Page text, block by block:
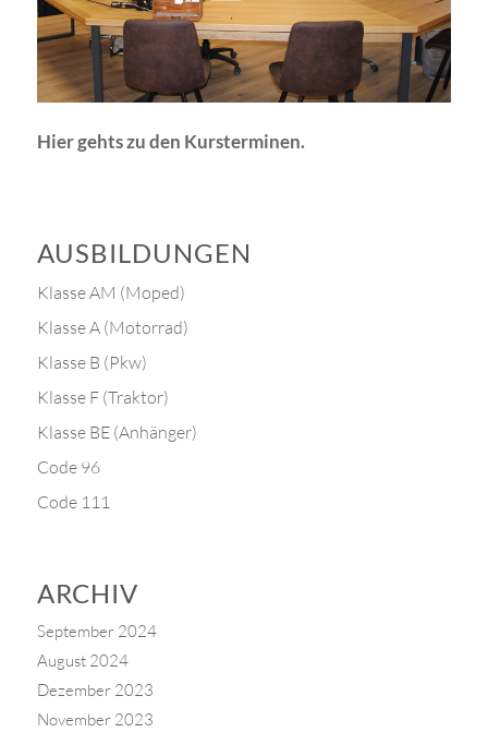
Hier gehts zu den Kursterminen.
AUSBILDUNGEN
Klasse AM (Moped)
Klasse A (Motorrad)
Klasse B (Pkw)
Klasse F (Traktor)
Klasse BE (Anhänger)
Code 96
Code 111
ARCHIV
September 2024
August 2024
Dezember 2023
November 2023